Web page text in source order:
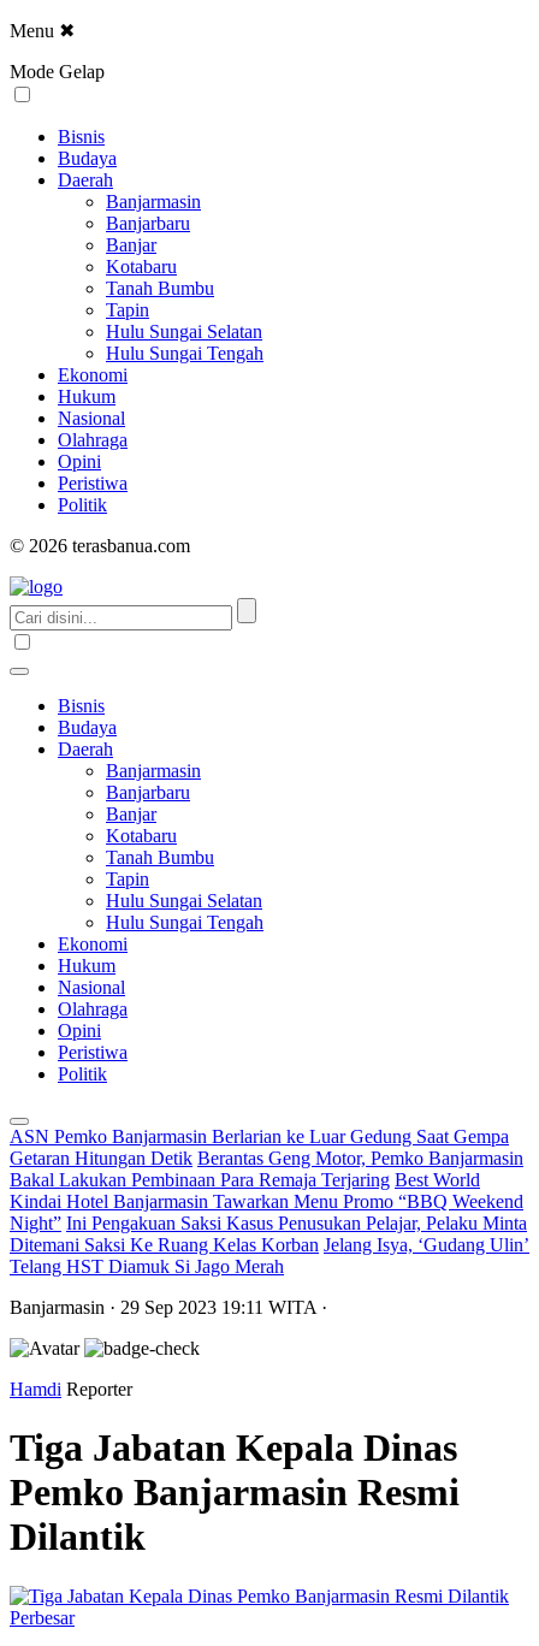
Menu ✖
Mode Gelap
Bisnis
Budaya
Daerah
Banjarmasin
Banjarbaru
Banjar
Kotabaru
Tanah Bumbu
Tapin
Hulu Sungai Selatan
Hulu Sungai Tengah
Ekonomi
Hukum
Nasional
Olahraga
Opini
Peristiwa
Politik
© 2026 terasbanua.com
Bisnis
Budaya
Daerah
Banjarmasin
Banjarbaru
Banjar
Kotabaru
Tanah Bumbu
Tapin
Hulu Sungai Selatan
Hulu Sungai Tengah
Ekonomi
Hukum
Nasional
Olahraga
Opini
Peristiwa
Politik
ASN Pemko Banjarmasin Berlarian ke Luar Gedung Saat Gempa
Getaran Hitungan Detik Berantas Geng Motor, Pemko Banjarmasin
Bakal Lakukan Pembinaan Para Remaja Terjaring Best World
Kindai Hotel Banjarmasin Tawarkan Menu Promo “BBQ Weekend
Night” Ini Pengakuan Saksi Kasus Penusukan Pelajar, Pelaku Minta
Ditemani Saksi Ke Ruang Kelas Korban Jelang Isya, ‘Gudang Ulin’
Telang HST Diamuk Si Jago Merah
Banjarmasin · 29 Sep 2023 19:11 WITA ·
Hamdi Reporter
Tiga Jabatan Kepala Dinas
Pemko Banjarmasin Resmi
Dilantik
Perbesar